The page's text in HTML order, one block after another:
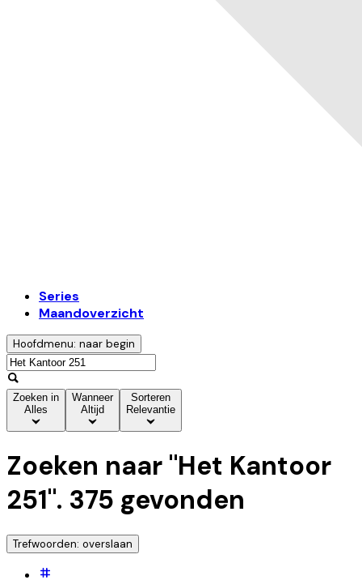
Series
Maandoverzicht
Hoofdmenu: naar begin
Zoeken in
Alles
Wanneer
Altijd
Sorteren
Relevantie
Zoeken naar "Het Kantoor
251". 375 gevonden
Trefwoorden: overslaan